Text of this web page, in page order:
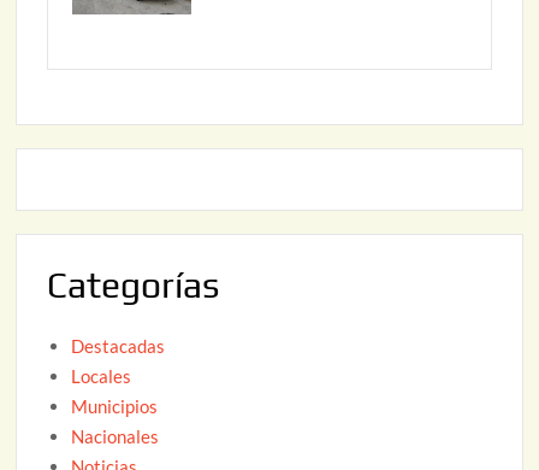
0
6
o
o
2
Categorías
Destacadas
Locales
Municipios
Nacionales